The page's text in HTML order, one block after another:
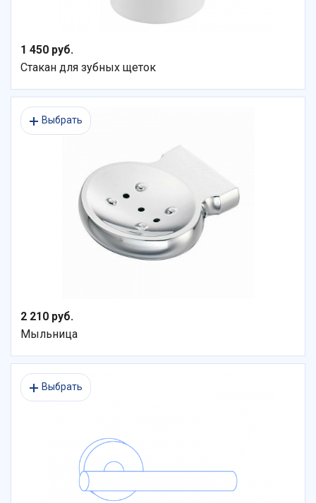
1 450 руб.
Стакан для зубных щеток
Выбрать
2 210 руб.
Мыльница
Выбрать